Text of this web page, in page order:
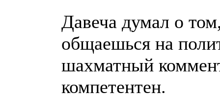
Давеча думал о
общаешься на
шахматный
компетентен.